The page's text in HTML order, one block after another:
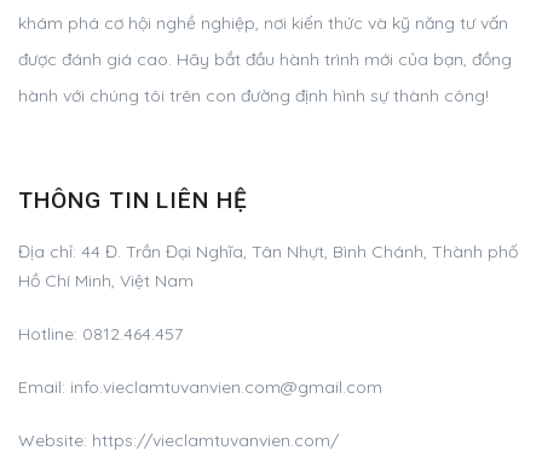
khám phá cơ hội nghề nghiệp, nơi kiến thức và kỹ năng tư vấn
được đánh giá cao. Hãy bắt đầu hành trình mới của bạn, đồng
hành với chúng tôi trên con đường định hình sự thành công!
THÔNG TIN LIÊN HỆ
Địa chỉ: 44 Đ. Trần Đại Nghĩa, Tân Nhựt, Bình Chánh, Thành phố
Hồ Chí Minh, Việt Nam
Hotline: 0812.464.457
Email: info.vieclamtuvanvien.com@gmail.com
Website: https://vieclamtuvanvien.com/